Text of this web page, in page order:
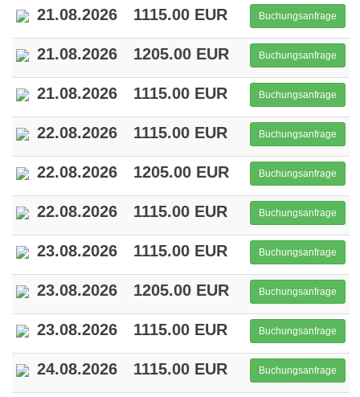
21.08.2026 1115.00 EUR Buchungsanfrage
21.08.2026 1205.00 EUR Buchungsanfrage
21.08.2026 1115.00 EUR Buchungsanfrage
22.08.2026 1115.00 EUR Buchungsanfrage
22.08.2026 1205.00 EUR Buchungsanfrage
22.08.2026 1115.00 EUR Buchungsanfrage
23.08.2026 1115.00 EUR Buchungsanfrage
23.08.2026 1205.00 EUR Buchungsanfrage
23.08.2026 1115.00 EUR Buchungsanfrage
24.08.2026 1115.00 EUR Buchungsanfrage